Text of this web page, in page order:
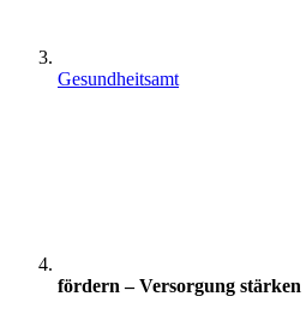
Gesundheitsamt
fördern – Versorgung stärken